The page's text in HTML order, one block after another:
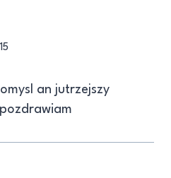
an jutrzejszy